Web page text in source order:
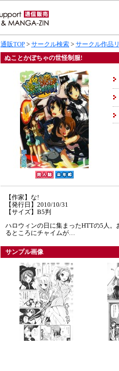
通販TOP > サークル検索 > サークル作品
ぬことかぼちゃの世怪制服!
【作家】な!
【発行日】2010/10/31
【サイズ】B5判
ハロウィンの日に集まったHTTの5人
るところにチャイムが…
サンプル画像